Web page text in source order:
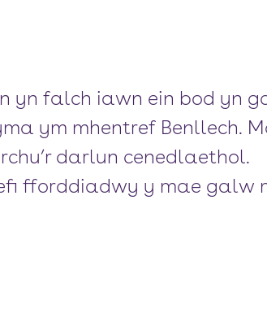
yn falch iawn ein bod yn
ym mhentref Benllech.
darlun cenedlaethol.
fforddiadwy y mae galw